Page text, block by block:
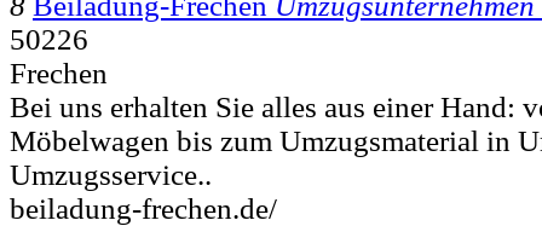
50226
Frechen
Bei uns erhalten Sie alles aus einer Hand:
Möbelwagen bis zum Umzugsmaterial in
Umzugsservice..
beiladung-frechen.de/